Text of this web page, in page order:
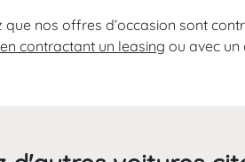
que nos offres d’occasion sont
contractant un leasing ou avec un